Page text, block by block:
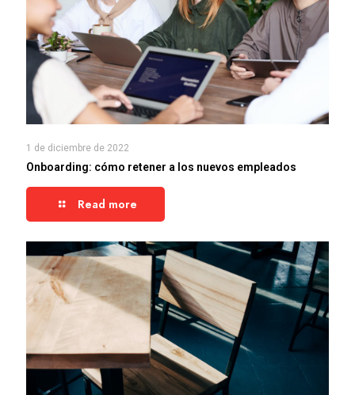
1 de diciembre de 2022
Onboarding: cómo retener a los nuevos empleados
Read more